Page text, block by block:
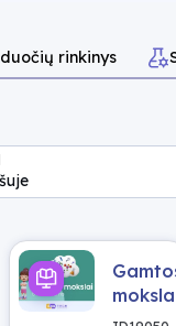
rinkinys
5–6